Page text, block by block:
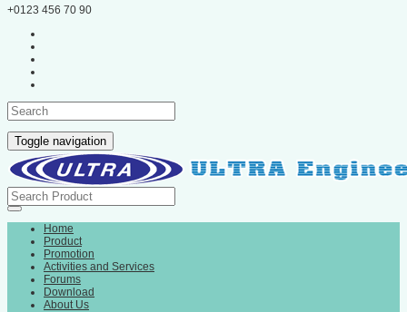
+0123 456 70 90
Toggle navigation
Home
Product
Promotion
Activities and Services
Forums
Download
About Us